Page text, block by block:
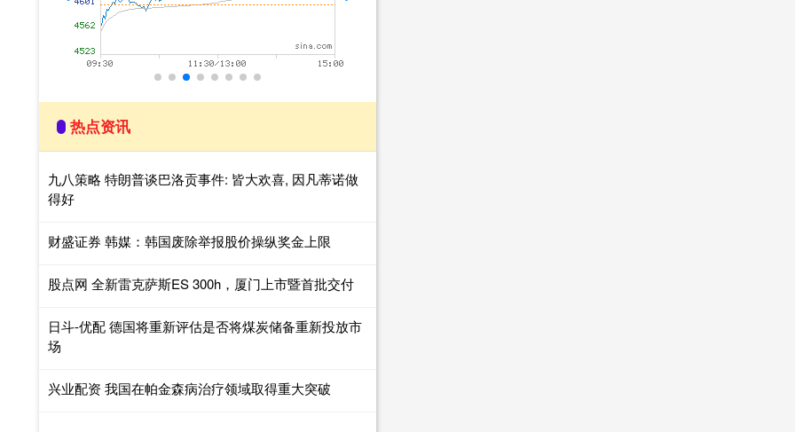
热点资讯
九八策略 特朗普谈巴洛贡事件: 皆大欢喜, 因凡蒂诺做
得好
财盛证券 韩媒：韩国废除举报股价操纵奖金上限
股点网 全新雷克萨斯ES 300h，厦门上市暨首批交付
日斗-优配 德国将重新评估是否将煤炭储备重新投放市
场
兴业配资 我国在帕金森病治疗领域取得重大突破